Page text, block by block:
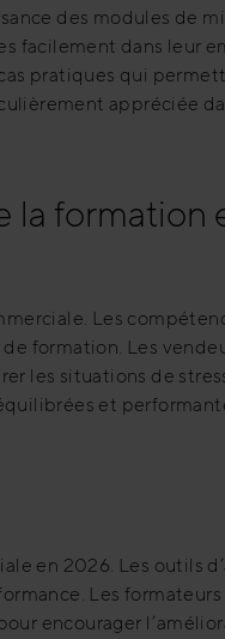
des modules de
facilement dans leur
pratiques qui
appréciée
la formation
Les
formation. Les
les situations de
et
en 2026. Les outils
Les
encourager